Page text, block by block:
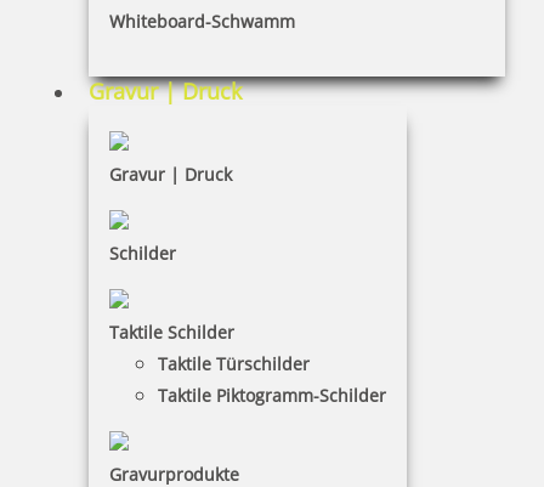
Whiteboard-Schwamm
Gravur | Druck
Gravur | Druck
Schilder
Taktile Schilder
Taktile Türschilder
Taktile Piktogramm-Schilder
Gravurprodukte
Widerruf
Barrierefreiheit
Vertrag widerrufen
Mein Konto